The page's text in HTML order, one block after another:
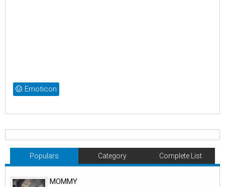
Emoticon
Populars Category Complete List
MOMMY